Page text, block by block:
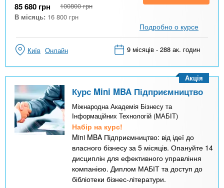
85 680 грн 100800 грн
В місяць: 16 800 грн
Подробно о курсе
Київ Онлайн 9 місяців - 288 ак. годин
Курс Mini MBA Підприємництво
Міжнародна Академія Бізнесу та
Інформаційних Технологій (МАБІТ)
Набір на курс!
Mini MBA Підприємництво: від ідеї до
власного бізнесу за 5 місяців. Опануйте 14
дисциплін для ефективного управління
компанією. Диплом МАБІТ та доступ до
бібліотеки бізнес-літератури.
Акція